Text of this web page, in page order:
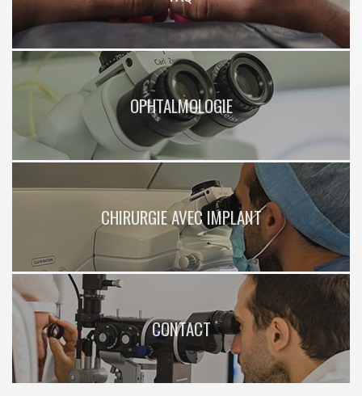
OPHTALMOLOGIE
CHIRURGIE AVEC IMPLANT
CONTACT